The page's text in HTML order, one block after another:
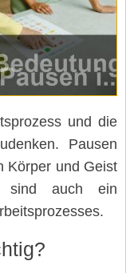
und die
Pausen
Körper und Geist
sind auch ein